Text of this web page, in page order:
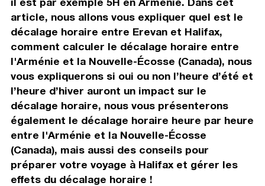
article, nous allons vous expliquer quel est le
décalage horaire entre Erevan et Halifax,
comment calculer le décalage horaire entre
l'Arménie et la Nouvelle-Écosse (Canada), nous
vous expliquerons si oui ou non l’heure d’été et
l’heure d’hiver auront un impact sur le
décalage horaire, nous vous présenterons
également le décalage horaire heure par heure
entre l'Arménie et la Nouvelle-Écosse
(Canada), mais aussi des conseils pour
préparer votre voyage à Halifax et gérer les
effets du décalage horaire !